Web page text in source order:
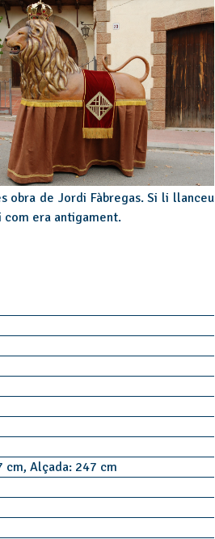
obra de Jordi Fàbregas. Si li llanceu
com era antigament.
cm, Alçada: 247 cm